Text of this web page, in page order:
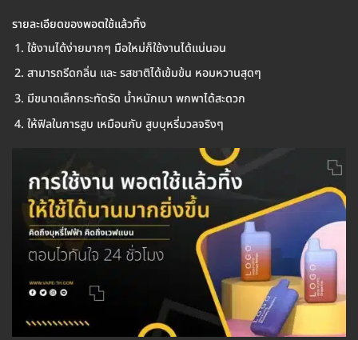
รายละเอียดของพอตใช้แล้วทิ้ง
ใช้งานได้ง่ายมากๆ มือใหม่ก็ใช้งานได้แน่นอน
สามารถรีดกลิ่น และ รสชาติได้เข้มข้น หอมหวานสุดๆ
มีขนาดเล็กกระทัดรัด น้ำหนักเบา พกพาได้สะดวก
ให้ฟิลในการสูบ เหมือนกับ สูบบุหรี่มวลจริงๆ